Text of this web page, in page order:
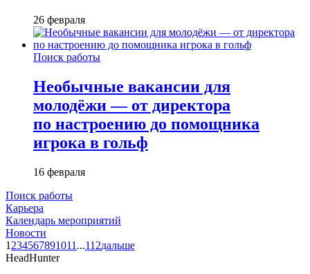
26 февраля
Поиск работы
Необычные вакансии для
молодёжи — от директора
по настроению до помощника
игрока в гольф
16 февраля
Поиск работы
Карьера
Календарь мероприятий
Новости
1 234567891011 ...112дальше
HeadHunter